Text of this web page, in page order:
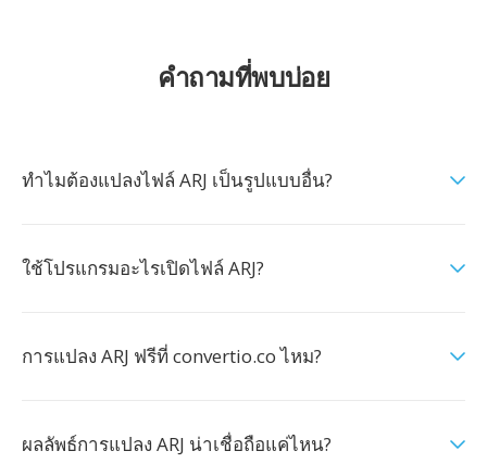
คำถามที่พบบ่อย
ทำไมต้องแปลงไฟล์ ARJ เป็นรูปแบบอื่น?
ใช้โปรแกรมอะไรเปิดไฟล์ ARJ?
การแปลง ARJ ฟรีที่ convertio.co ไหม?
ผลลัพธ์การแปลง ARJ น่าเชื่อถือแค่ไหน?